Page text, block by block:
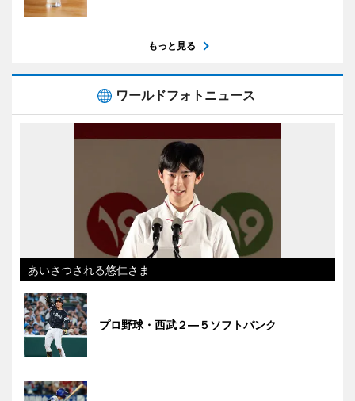
もっと見る
ワールドフォトニュース
あいさつされる悠仁さま
プロ野球・西武２―５ソフトバンク